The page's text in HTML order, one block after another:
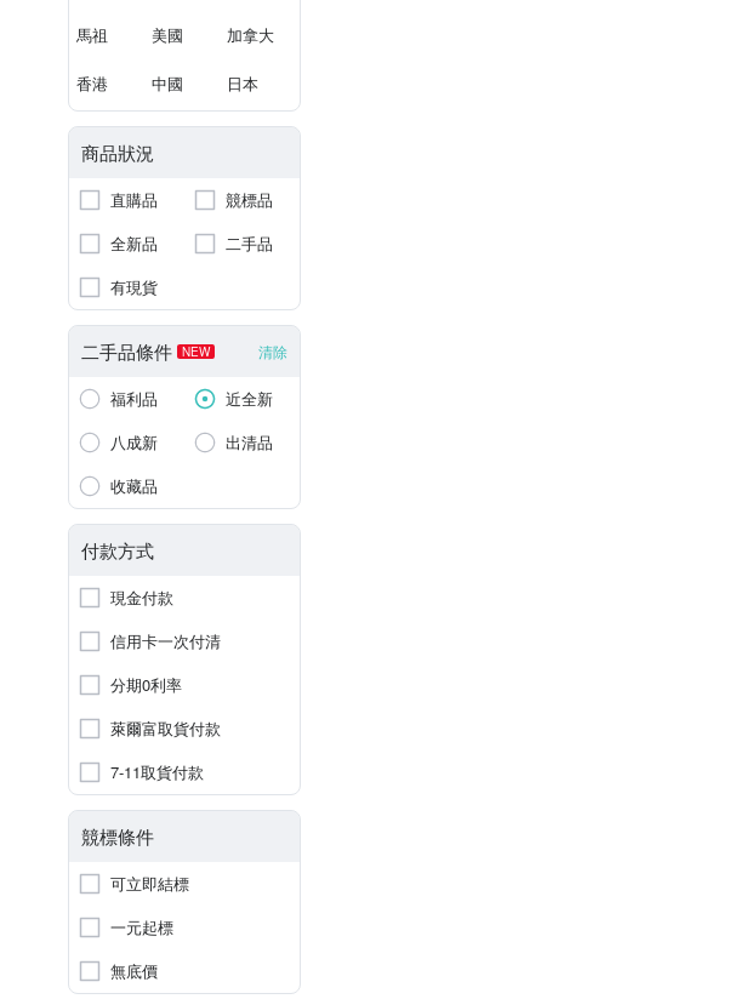
馬祖 美國 加拿大
香港 中國 日本
商品狀況
直購品
競標品
全新品
二手品
有現貨
二手品條件 NEW 清除
福利品
近全新
八成新
出清品
收藏品
付款方式
現金付款
信用卡一次付清
分期0利率
萊爾富取貨付款
7-11取貨付款
競標條件
可立即結標
一元起標
無底價